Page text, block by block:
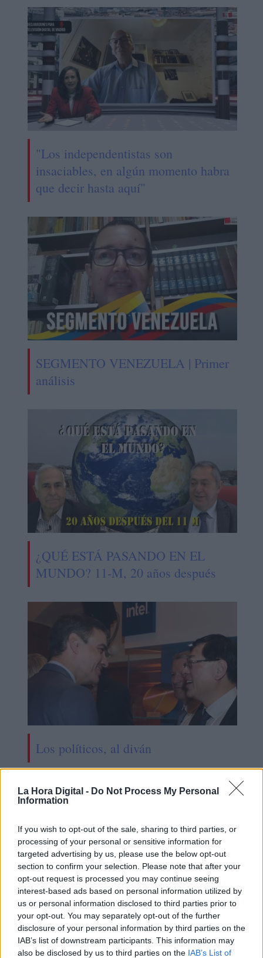
La Hora Digital - Do Not Process My Personal
Information
If you wish to opt-out of the sale, sharing to third parties, or
processing of your personal or sensitive information for
targeted advertising by us, please use the below opt-out
section to confirm your selection. Please note that after your
opt-out request is processed you may continue seeing
interest-based ads based on personal information utilized by
us or personal information disclosed to third parties prior to
your opt-out. You may separately opt-out of the further
disclosure of your personal information by third parties on the
IAB’s list of downstream participants. This information may
also be disclosed by us to third parties on the IAB’s List of
"Los independentistas son
insaciables, en algún momento habra
que decir hasta aquí"
SEGMENTO VENEZUELA | Primer
análisis
¿QUÉ ESTÁ PASANDO EN EL
MUNDO? 11-M, 20 años después
Los políticos, al diván
La moderación en menos de 5
minutos